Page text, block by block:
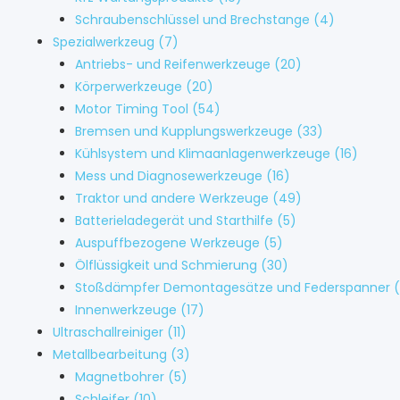
Schraubenschlüssel und Brechstange (4)
Spezialwerkzeug (7)
Antriebs- und Reifenwerkzeuge (20)
Körperwerkzeuge (20)
Motor Timing Tool (54)
Bremsen und Kupplungswerkzeuge (33)
Kühlsystem und Klimaanlagenwerkzeuge (16)
Mess und Diagnosewerkzeuge (16)
Traktor und andere Werkzeuge (49)
Batterieladegerät und Starthilfe (5)
Auspuffbezogene Werkzeuge (5)
Ölflüssigkeit und Schmierung (30)
Stoßdämpfer Demontagesätze und Federspanner
Innenwerkzeuge (17)
Ultraschallreiniger (11)
Metallbearbeitung (3)
Magnetbohrer (5)